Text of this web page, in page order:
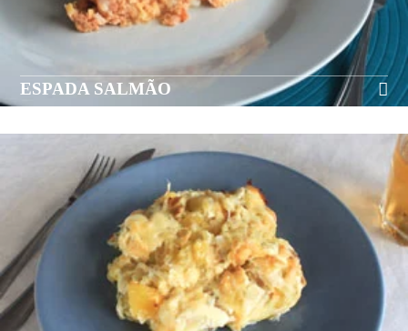
ESPADA SALMÃO